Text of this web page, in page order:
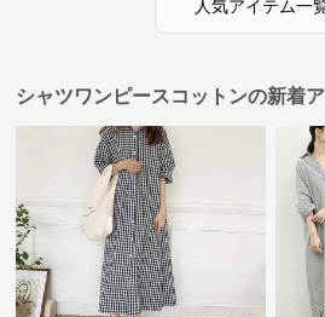
人気アイテム一
シャツワンピースコットンの新着